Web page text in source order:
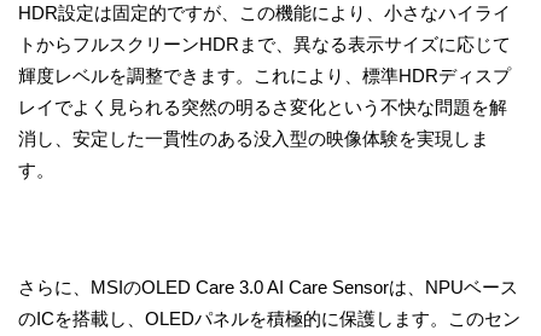
HDR設定は固定的ですが、この機能により、小さなハイライ
トからフルスクリーンHDRまで、異なる表示サイズに応じて
輝度レベルを調整できます。これにより、標準HDRディスプ
レイでよく見られる突然の明るさ変化という不快な問題を解
消し、安定した一貫性のある没入型の映像体験を実現しま
す。
さらに、MSIのOLED Care 3.0 AI Care Sensorは、NPUベース
のICを搭載し、OLEDパネルを積極的に保護します。このセン